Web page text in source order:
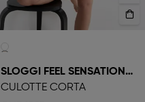
SLOGGI FEEL SENSATIONAL
CULOTTE CORTA